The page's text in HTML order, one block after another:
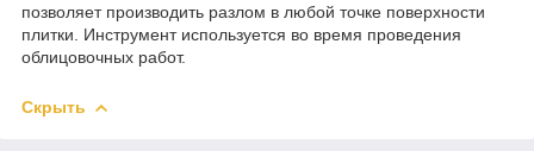
позволяет производить разлом в любой точке поверхности
плитки. Инструмент используется во время проведения
облицовочных работ.
Скрыть